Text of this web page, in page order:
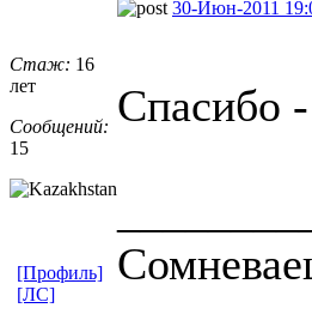
Стаж: 16
лет
Сообщений:
15
30-Июн-2011
Спасибо
[Профиль]
[ЛС]